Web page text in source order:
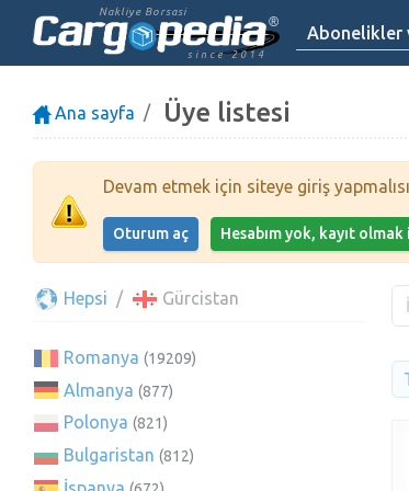
Nakliye Borsasi
since 2014
Abonelikler
Ana sayfa Üye listesi
Devam etmek için siteye giriş
Oturum aç Hesabım yok, kayıt
Hepsi Gürcistan
Romanya (19209)
Almanya (877)
Polonya (821)
Bulgaristan (812)